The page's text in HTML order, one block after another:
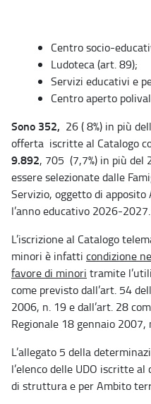
Centro socio-
Ludoteca (art. 89);
Servizi educativi e
Centro aperto
Sono 352, 26 ( 8%) in più
offerta iscritte al Catalogo
9.892, 705 (7,7%) in più del
essere selezionate dalle
Servizio, oggetto di
l’anno educativo 2026-2027.
L’iscrizione al Catalogo
minori è infatti condizione
favore di minori tramite
come previsto dall’art. 54
2006, n. 19 e dall’art. 28
Regionale 18 gennaio 2007,
L’allegato 5 della
l’elenco delle UDO iscritte
di struttura e per Ambito